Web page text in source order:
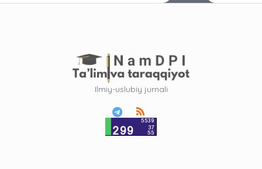
Ilmiy-uslubiy jurnali